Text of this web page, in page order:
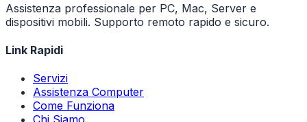
Assistenza professionale per PC, Mac, Server e
dispositivi mobili. Supporto remoto rapido e sicuro.
Link Rapidi
Servizi
Assistenza Computer
Come Funziona